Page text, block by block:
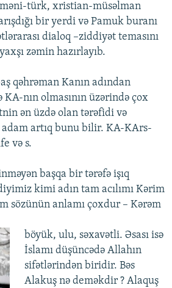
türk, xristian-müsəlman
bir yerdi və Pamuk buranı
dialoq –ziddiyət temasını
zəmin hazırlayıb.
qəhrəman Kanın adından
nın olmasının üzərində çox
ən üzdə olan tərəfidi və
adam artıq bunu bilir. KA-KArs-
və s.
başqa bir tərəfə işıq
kimi adın tam acılımı Kərim
sözünün anlamı çoxdur – Kərəm
böyük, ulu, səxavətli. Əsası isə
İslamı düşüncədə Allahın
sifətlərindən biridir. Bəs
Alakuş nə deməkdir ? Alaquş